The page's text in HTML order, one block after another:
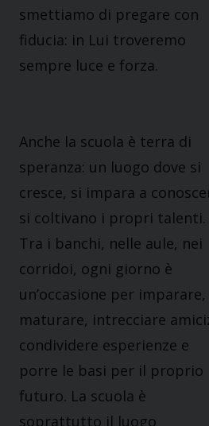
smettiamo di pregare con
fiducia: in Lui troveremo
sempre luce e forza.
Anche la scuola è terra di
speranza: un luogo dove si
cresce, si impara a
si coltivano i propri talenti.
Tra i banchi, nelle aule, nei
corridoi, ogni giorno è
un’occasione per imparare,
maturare, intrecciare
condividere esperienze e
porre le basi per il proprio
futuro. La scuola è
soprattutto il luogo